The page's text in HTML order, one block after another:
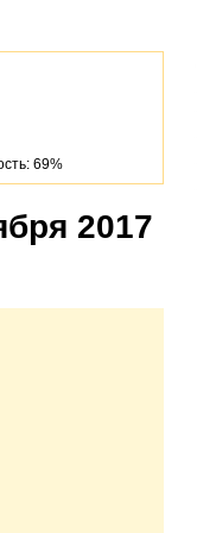
69%
2017